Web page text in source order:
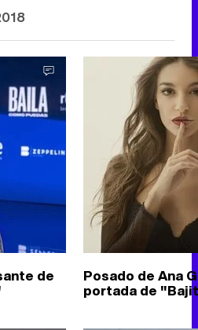
de Posado de Ana
portada de